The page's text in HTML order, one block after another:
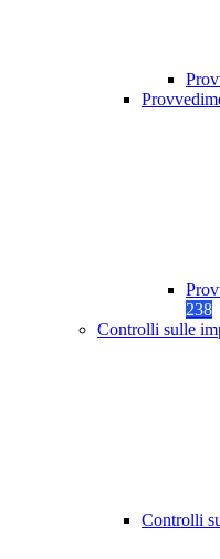
238
Controlli sulle
Controlli